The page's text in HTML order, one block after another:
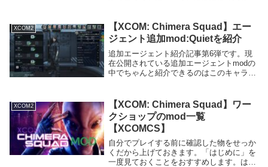
います。もちろん安定して高性能な武器も
あるので、...
XCOM2
【XCOM: Chimera Squad】エー
ジェント追加mod:Quietを紹介
追加エージェント紹介記事第6弾です。現
在公開されている追加エージェントmodの
中でちゃんと紹介できるのはこのキャラが
日本語化が大変でした。ビッグボスと製作
者の方が同...
XCOM2
【XCOM: Chimera Squad】ワー
クショップのmod一覧
【XCOMCS】
自分でプレイする前に確認した物をせっか
くだから上げておきます。「はじめに」を
一度見ておくことをおすすめします。はじ